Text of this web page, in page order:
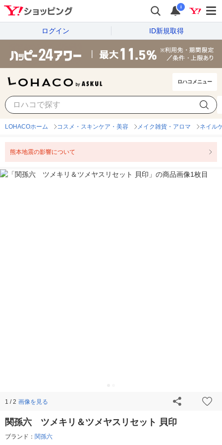
i
ログイン ID新規取得
ロハコメニュー
LOHACOホーム コスメ・スキンケア・美容 メイク雑貨・アロマ ネイル
熊本地震の影響について
1 / 2 画像を見る
関孫六 ツメキリ＆ツメヤスリセット 貝印
ブランド： 関孫六